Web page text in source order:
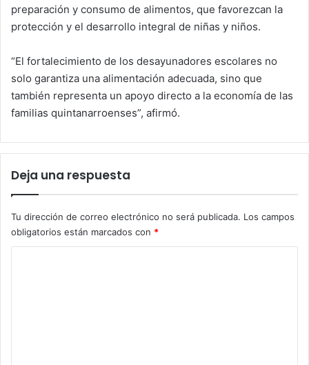
preparación y consumo de alimentos, que favorezcan la
protección y el desarrollo integral de niñas y niños.
“El fortalecimiento de los desayunadores escolares no
solo garantiza una alimentación adecuada, sino que
también representa un apoyo directo a la economía de las
familias quintanarroenses”, afirmó.
Deja una respuesta
Tu dirección de correo electrónico no será publicada. Los campos
obligatorios están marcados con *